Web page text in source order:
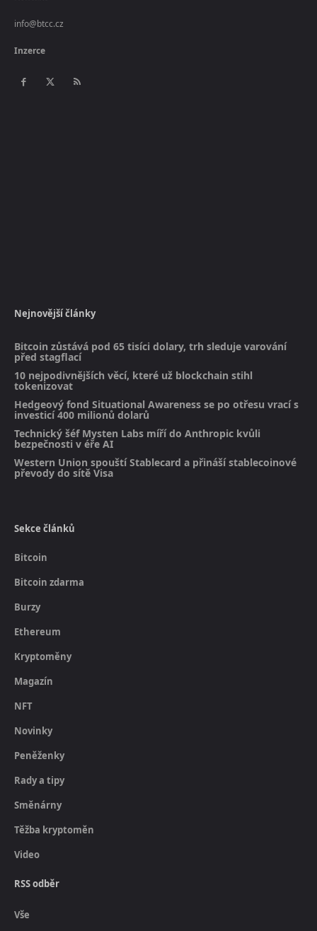
info@btcc.cz
Inzerce
Nejnovější články
Bitcoin zůstává pod 65 tisíci dolary, trh sleduje varování
před stagflací
10 nejpodivnějších věcí, které už blockchain stihl
tokenizovat
Hedgeový fond Situational Awareness se po otřesu vrací s
investicí 400 milionů dolarů
Technický šéf Mysten Labs míří do Anthropic kvůli
bezpečnosti v éře AI
Western Union spouští Stablecard a přináší stablecoinové
převody do sítě Visa
Sekce článků
Bitcoin
Bitcoin zdarma
Burzy
Ethereum
Kryptoměny
Magazín
NFT
Novinky
Peněženky
Rady a tipy
Směnárny
Těžba kryptoměn
Video
RSS odběr
Vše